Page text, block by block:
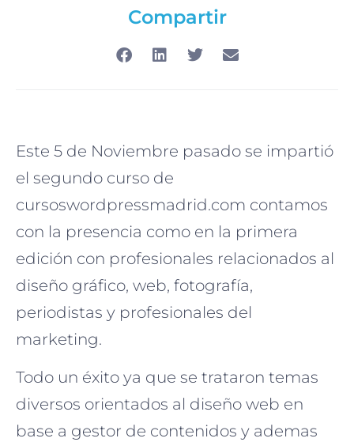
Compartir
Este 5 de Noviembre pasado se impartió
el segundo curso de
cursoswordpressmadrid.com contamos
con la presencia como en la primera
edición con profesionales relacionados al
diseño gráfico, web, fotografía,
periodistas y profesionales del
marketing.
Todo un éxito ya que se trataron temas
diversos orientados al diseño web en
base a gestor de contenidos y ademas